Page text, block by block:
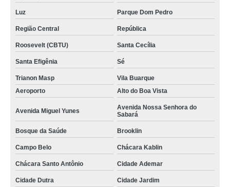
Luz Parque Dom Pedro
Região Central República
Roosevelt (CBTU) Santa Cecília
Santa Efigênia Sé
Trianon Masp
Vila Buarque
Aeroporto
Alto do Boa Vista
Avenida Miguel Yunes
Avenida Nossa Senhora do
Sabará
Bosque da Saúde Brooklin
Campo Belo Chácara Kablin
Chácara Santo Antônio Cidade Ademar
Cidade Dutra Cidade Jardim